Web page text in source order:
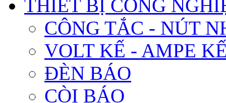
THIẾT BỊ CÔNG
CÔNG TẮC - NÚT
VOLT KẾ - AMPE
ĐÈN BÁO
CÒI BÁO